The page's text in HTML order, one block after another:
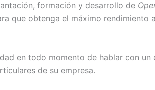
formación y desarrollo de
que obtenga el máximo rendimiento
en todo momento de hablar con
de su empresa.